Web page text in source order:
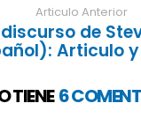
Articulo Anterior
de
Articulo
TIENE 6